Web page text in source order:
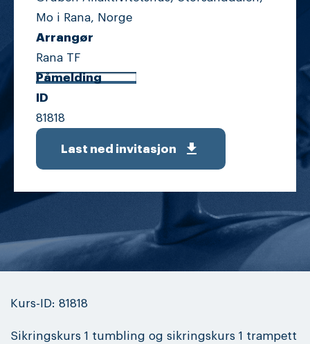
Mo i Rana, Norge
Arrangør
Rana TF
Påmelding
ID
81818
Last ned invitasjon get_app
Kurs-ID: 81818
Sikringskurs 1 tumbling og sikringskurs 1 trampett